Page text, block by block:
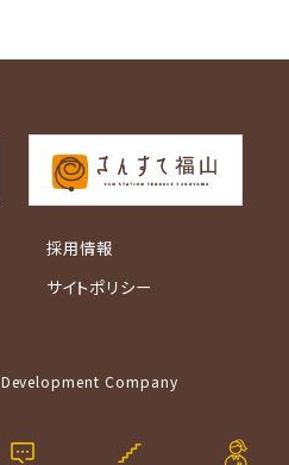
採用情報
サイトポリシー
Company